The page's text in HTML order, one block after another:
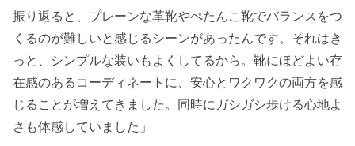
振り返ると、プレーンな革靴やぺたんこ靴でバランスをつ
くるのが難しいと感じるシーンがあったんです。それはき
っと、シンプルな装いもよくしてるから。靴にほどよい存
在感のあるコーディネートに、安心とワクワクの両方を感
じることが増えてきました。同時にガシガシ歩ける心地よ
さも体感していました」